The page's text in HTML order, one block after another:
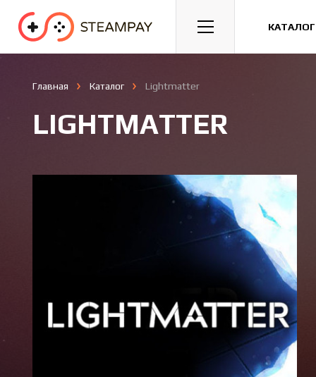
Спорт Гонки Казуальные
Главная Каталог Lightmatter
LIGHTMATTER